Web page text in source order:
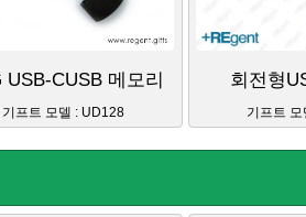
USB-CUSB 메모리
기프트 모델 : UD128
회전형
기프트